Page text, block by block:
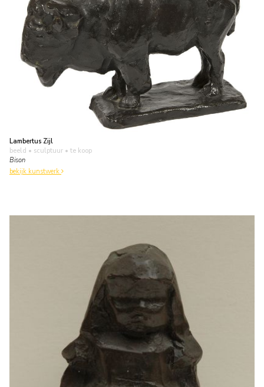
Lambertus Zijl
beeld • sculptuur • te koop
Bison
bekijk kunstwerk